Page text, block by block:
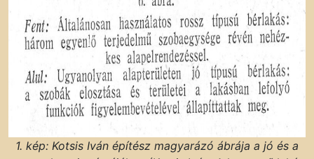
1. kép: Kotsis Iván építész magyarázó ábrája a jó és a